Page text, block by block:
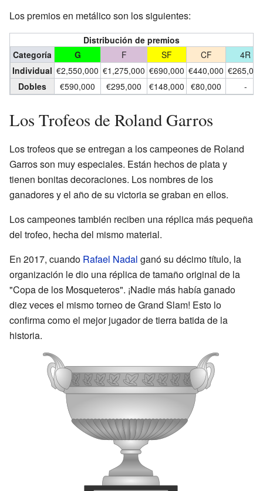
Los premios en metálico son los siguientes:
Distribución de premios
Categoría
G F SF CF
4R
Individual €2,550,000 €1,275,000 €690,000 €440,000 €265,000
Dobles
€590,000 €295,000 €148,000 €80,000 -
Los Trofeos de Roland Garros
Los trofeos que se entregan a los campeones de Roland
Garros son muy especiales. Están hechos de plata y
tienen bonitas decoraciones. Los nombres de los
ganadores y el año de su victoria se graban en ellos.
Los campeones también reciben una réplica más pequeña
del trofeo, hecha del mismo material.
En 2017, cuando Rafael Nadal ganó su décimo título, la
organización le dio una réplica de tamaño original de la
"Copa de los Mosqueteros". ¡Nadie más había ganado
diez veces el mismo torneo de Grand Slam! Esto lo
confirma como el mejor jugador de tierra batida de la
historia.